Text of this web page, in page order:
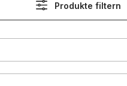
Produkte filtern